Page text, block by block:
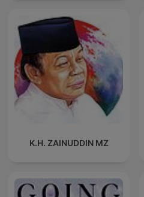
K.H. ZAINUDDIN MZ